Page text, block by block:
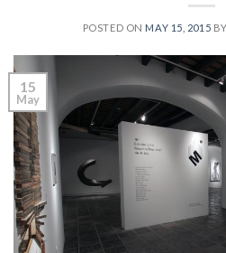
POSTED ON MAY 15, 2015 BY
15
May